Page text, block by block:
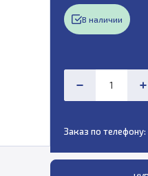
В наличии
Заказ по телефону: